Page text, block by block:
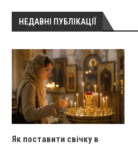
НЕДАВНІ ПУБЛІКАЦІЇ
Як поставити свічку в